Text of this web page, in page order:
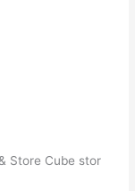
Store Cube stor